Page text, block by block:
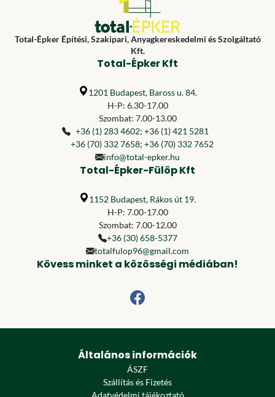
Total-Épker Építési, Szakipari, Anyagkereskedelmi és Szolgáltató
Kft.
Total-Épker Kft
1201 Budapest, Baross u. 84.
H-P: 6.30-17.00
Szombat: 7.00-13.00
+36 (1) 283 4602; +36 (1) 421 5281
+36 (70) 332 7658; +36 (70) 332 7652
info@total-epker.hu
Total-Épker-Fülöp Kft
1152 Budapest, Rákos út 19.
H-P: 7.00-17.00
Szombat: 7.00-12.00
+36 (30) 658-5377
totalfulop96@gmail.com
Kövess minket a közösségi médiában!
Általános információk
ÁSZF
Szállítás és Fizetés
Adatvédelmi tájékoztató